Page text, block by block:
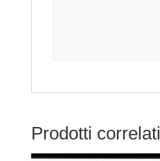
Prodotti correlati